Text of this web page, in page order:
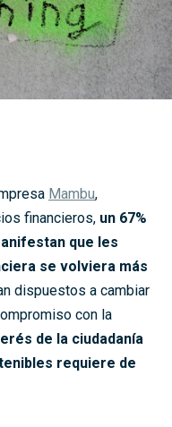
Mambu,
financieros, un 67%
que les
se volviera más
dispuestos a cambiar
con la
de la ciudadanía
requiere de